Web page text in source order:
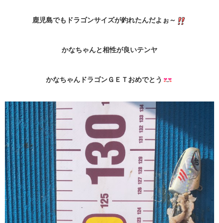
鹿児島でもドラゴンサイズが釣れたんだよぉ～
かなちゃんと相性が良いテンヤ
かなちゃんドラゴンＧＥＴおめでとう